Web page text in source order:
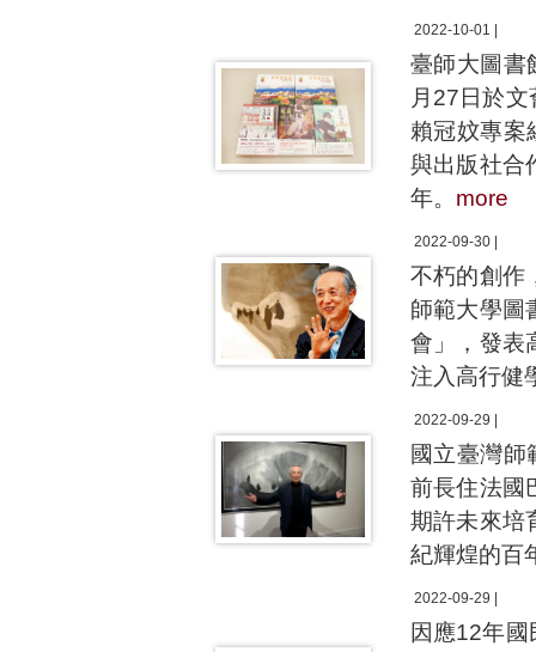
2022-10-01 |
臺師大圖書
月27日於
賴冠妏專案
與出版社合
年。 more
2022-09-30 |
不朽的創作
師範大學圖
會」，發表
注入高行健
2022-09-29 |
國立臺灣
前長住法國
期許未來培
紀輝煌的百
2022-09-29 |
因應12年